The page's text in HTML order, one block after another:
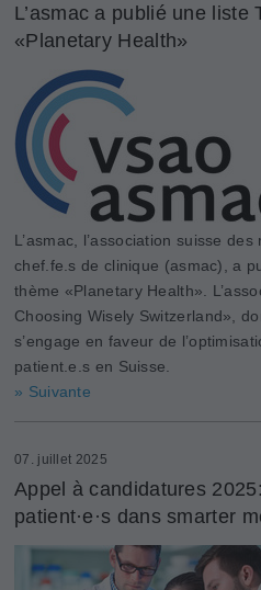
L’asmac a publié une liste
«Planetary Health»
L’asmac, l’association suisse
chef.fe.s de clinique (asmac), a
thème «Planetary Health».
Choosing Wisely Switzerland»,
s’engage en faveur de
patient.e.s en Suisse.
» Suivante
07. juillet 2025
Appel à candidatures
patient·e·s dans smarter